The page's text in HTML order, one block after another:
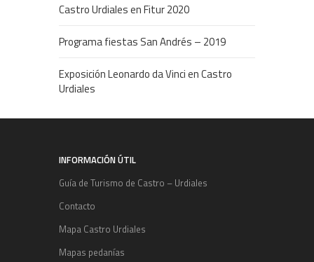
Castro Urdiales en Fitur 2020
Programa fiestas San Andrés – 2019
Exposición Leonardo da Vinci en Castro
Urdiales
INFORMACIÓN ÚTIL
Guía de Turismo de Castro – Urdiales
Contacto
Mapa Castro Urdiales
Mapas pedanías